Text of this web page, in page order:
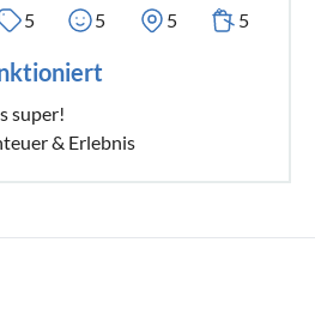
5 5 5 5
super!
& Erlebnis